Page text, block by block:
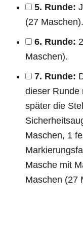
5. Runde:
(27 Maschen).
6. Runde:
Maschen).
7. Runde:
dieser Runde
später die
Maschen, 1
Masche mit
Maschen (27